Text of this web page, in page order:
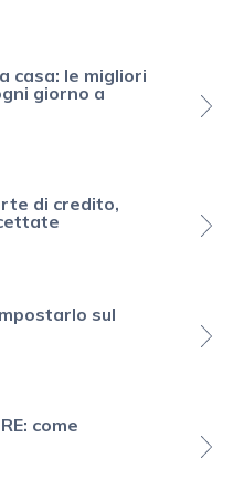
casa: le migliori
giorno a
di credito,
sul
come